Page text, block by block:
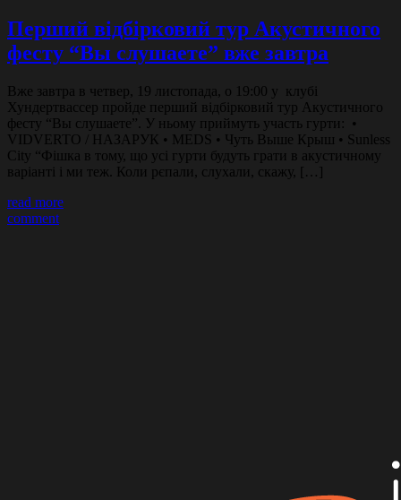
Перший відбірковий тур Акустичного
фесту “Вы слушаете” вже завтра
Вже завтра в четвер, 19 листопада, о 19:00 у клубі
Хундертвассер пройде перший відбірковий тур Акустичного
фесту “Вы слушаете”. У ньому приймуть участь гурти: •
VIDVERTO / НАЗАРУК • MEDS • Чуть Выше Крыш • Sunless
City “Фішка в тому, що усі гурти будуть грати в акустичному
варіанті і ми теж. Коли рєпали, слухали, скажу, […]
read more
comment